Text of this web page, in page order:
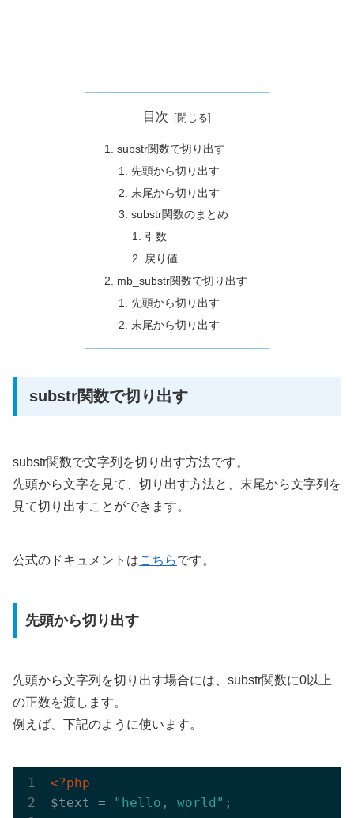
目次
substr関数で切り出す
先頭から切り出す
末尾から切り出す
substr関数のまとめ
引数
戻り値
mb_substr関数で切り出す
先頭から切り出す
末尾から切り出す
substr関数で切り出す
substr関数で文字列を切り出す方法です。
先頭から文字を見て、切り出す方法と、末尾から文字列を
見て切り出すことができます。
公式のドキュメントはこちらです。
先頭から切り出す
先頭から文字列を切り出す場合には、substr関数に0以上
の正数を渡します。
例えば、下記のように使います。
<?php
$text =
"hello, world" ;